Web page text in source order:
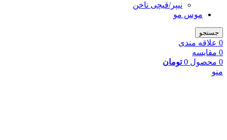
نیپر/قیچی ناخن
موس مو
جستجو
0 علاقه مندی
0 مقایسه
0 محصول 0 تومان
منو